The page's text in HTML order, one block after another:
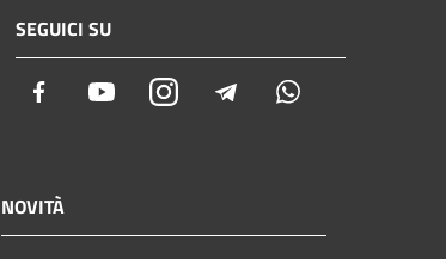
SEGUICI SU
Facebook YoutubeInstagramTelegram
NOVITÀ